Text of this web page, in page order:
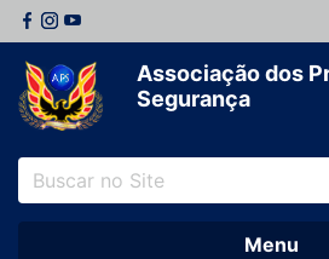
Associação dos
Segurança
Menu